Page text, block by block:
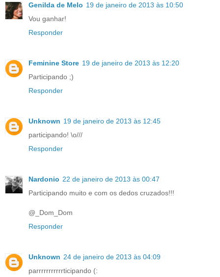
Genilda de Melo 19 de janeiro de 2013 às 10:50
Vou ganhar!
Responder
Feminine Store 19 de janeiro de 2013 às 12:20
Participando ;)
Responder
Unknown 19 de janeiro de 2013 às 12:45
participando! \o///
Responder
Nardonio 22 de janeiro de 2013 às 00:47
Participando muito e com os dedos cruzados!!!
@_Dom_Dom
Responder
Unknown 24 de janeiro de 2013 às 04:09
parrrrrrrrrrrticipando (: